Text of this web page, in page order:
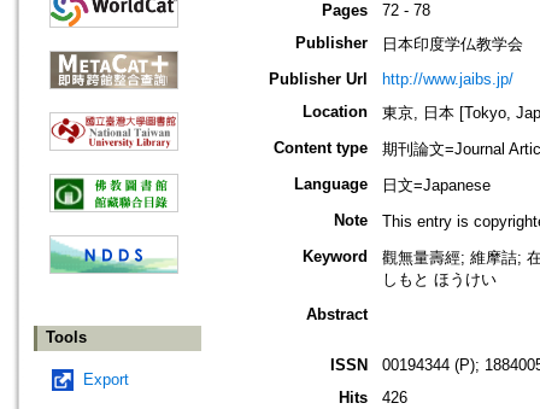
Tools
Export
Pages
72 - 78
Publisher
日本印度学仏教学会
Publisher Url
http://www.jaibs.jp/
Location
東京, 日本 [Tokyo,
Content type
期刊論文=Journal
Language
日文=Japanese
Note
This entry is
Keyword
觀無量壽經; 維摩詰;
しもと ほうけい
Abstract
ISSN
00194344 (P);
Hits
426